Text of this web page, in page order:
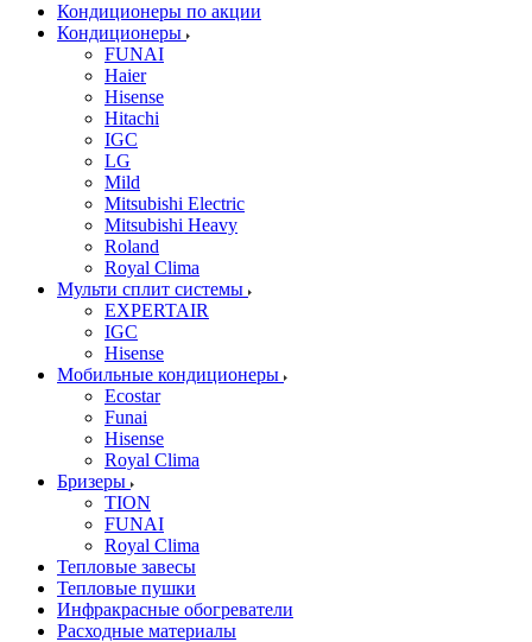
Кондиционеры по акции
Кондиционеры
FUNAI
Haier
Hisense
Hitachi
IGC
LG
Mild
Mitsubishi Electric
Mitsubishi Heavy
Roland
Royal Clima
Мульти сплит системы
EXPERTAIR
IGC
Hisense
Мобильные кондиционеры
Ecostar
Funai
Hisense
Royal Clima
Бризеры
TION
FUNAI
Royal Clima
Тепловые завесы
Тепловые пушки
Инфракрасные обогреватели
Расходные материалы